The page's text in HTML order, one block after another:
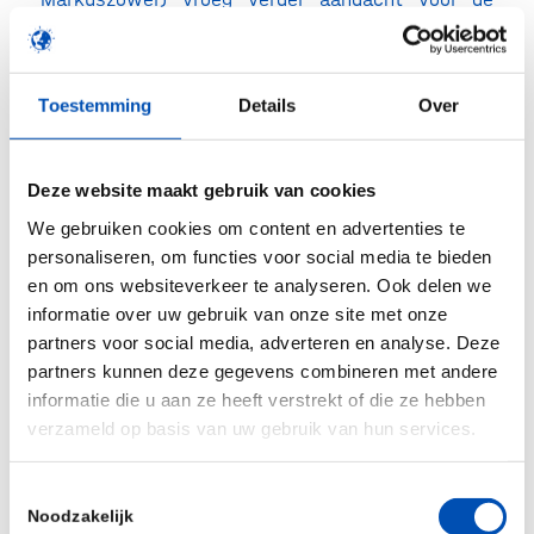
Toestemming Details Over
Deze website maakt gebruik van cookies
We gebruiken cookies om content en advertenties te
personaliseren, om functies voor social media te bieden
en om ons websiteverkeer te analyseren. Ook delen we
informatie over uw gebruik van onze site met onze
partners voor social media, adverteren en analyse. Deze
partners kunnen deze gegevens combineren met andere
informatie die u aan ze heeft verstrekt of die ze hebben
verzameld op basis van uw gebruik van hun services.
Noodzakelijk
teruglopende toegankelijkheid van nieuwe
geneesmiddelen en zei dat hij de beleidsretoriek
over het stimuleren van innovatie niet terugziet in
de beperkte toegang in de praktijk. Hij vroeg in
grondslagen van het huidige pakketbeheer, naast
de, in zijn woorden, kille QALY’s waar nu mee
wordt gerekend. Corrie van Brenk (50PLUS) brak
nog een lans voor bredere vergoeding van
gordelroosvaccinatie voor ouderen.
Gezondheid op maat als oplossing
Minister Hermans erkende het belang van snelle
toegang maar benadrukte ook, in lijn met eerdere
uitingen van haar ministerie, dat er goed bewijs